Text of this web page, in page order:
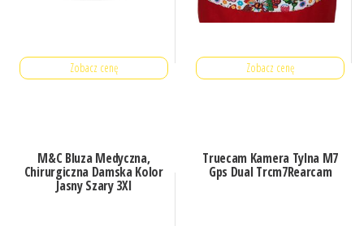
Zobacz cenę Zobacz cenę
M&C Bluza Medyczna,
Chirurgiczna Damska Kolor
Jasny Szary 3Xl
Truecam Kamera Tylna M7
Gps Dual Trcm7Rearcam